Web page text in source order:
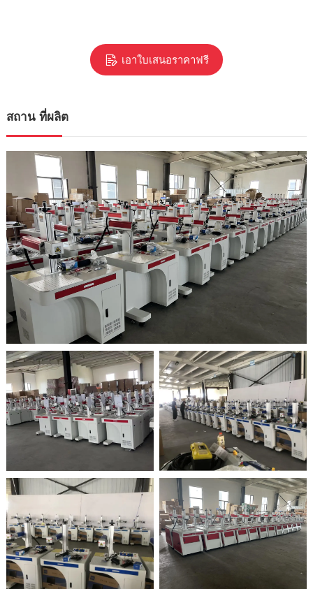
เอาใบเสนอราคาฟรี
สถาน ที่ผลิต